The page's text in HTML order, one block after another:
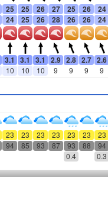
25 25 26 27 25 26 24
24 25 26 28 26 26 24
3.1 3.1 3.1 2.9 2.8 2.7 2.6
10 10 10 9 9 9 9
23 23 23 23 23 23 23
94 85 93 87 93 88 94
0.4 0.3